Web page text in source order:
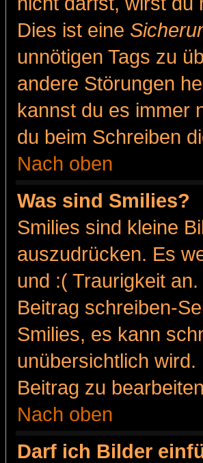
Dies ist eine
unnötigen Tags zu
andere Störungen
kannst du es immer
du beim Schreiben
Nach oben
Was sind Smilies?
Smilies sind kleine
auszudrücken. Es
und :( Traurigkeit
Beitrag schreiben-
Smilies, es kann
unübersichtlich
Beitrag zu
Nach oben
Darf ich Bilder